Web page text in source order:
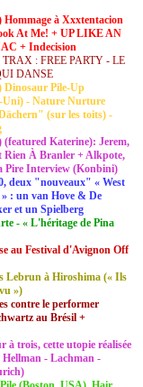
Hommage à Xxxtentacion
At Me! + UP LIKE AN
+ Indecision
TRAX : FREE PARTY - LE
DANSE
Dinosaur Pile-Up
Uni) - Nature Nurture
(sur les toits) -
(featured Katerine): Jerem,
Rien À Branler + Alkpote,
Pire Interview (Konbini)
deux "nouveaux" « West
: un van Hove & De
et un Spielberg
- « L'héritage de Pina
au Festival d'Avignon Off
Lebrun à Hiroshima (« Ils
»)
contre le performer
au Brésil +
à trois, cette utopie réalisée
- Lachman -